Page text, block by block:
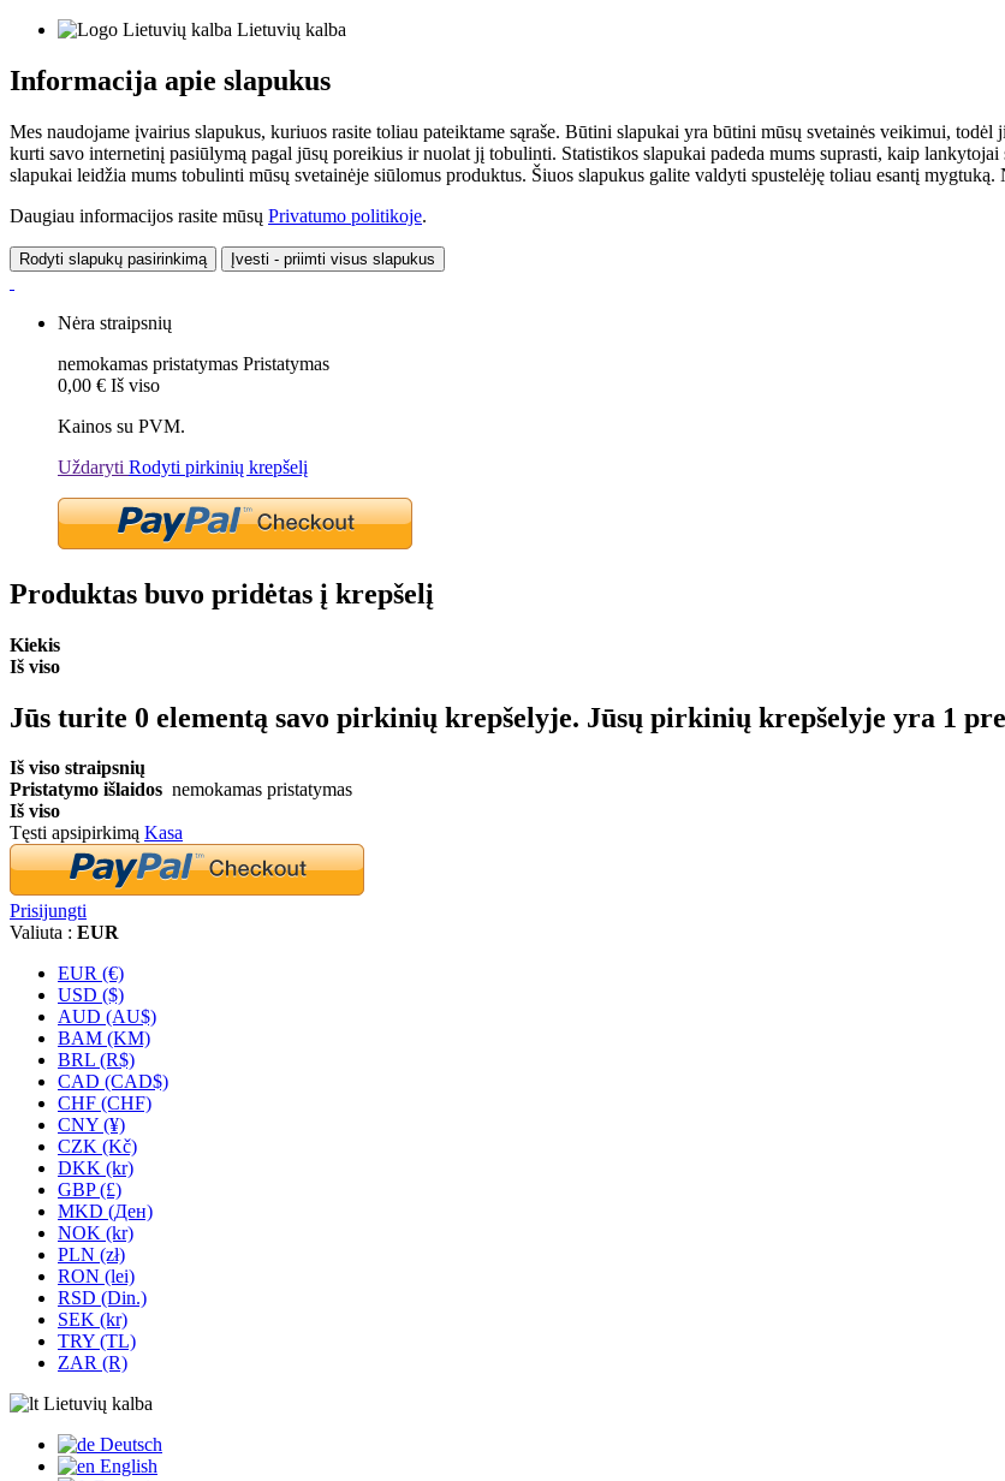
Lietuvių kalba
Informacija apie slapukus
Mes naudojame įvairius slapukus, kuriuos rasite toliau pateiktame sąraše. Būtini slapukai yra būtini mūsų svetainės veikimui,
kurti savo internetinį pasiūlymą pagal jūsų poreikius ir nuolat jį tobulinti. Statistikos slapukai padeda mums suprasti, kaip
slapukai leidžia mums tobulinti mūsų svetainėje siūlomus produktus. Šiuos slapukus galite valdyti spustelėję toliau esantį
Daugiau informacijos rasite mūsų Privatumo politikoje.
Rodyti slapukų pasirinkimą Įvesti - priimti visus slapukus
Nėra straipsnių
nemokamas pristatymas Pristatymas
0,00 € Iš viso
Kainos su PVM.
Uždaryti Rodyti pirkinių krepšelį
Produktas buvo pridėtas į krepšelį
Kiekis
Iš viso
Jūs turite 0 elementą savo pirkinių krepšelyje. Jūsų pirkinių krepšelyje yra 1
Iš viso straipsnių
Pristatymo išlaidos nemokamas pristatymas
Iš viso
Tęsti apsipirkimą Kasa
Prisijungti
Valiuta : EUR
EUR (€)
USD ($)
AUD (AU$)
BAM (KM)
BRL (R$)
CAD (CAD$)
CHF (CHF)
CNY (¥)
CZK (Kč)
DKK (kr)
GBP (£)
MKD (Ден)
NOK (kr)
PLN (zł)
RON (lei)
RSD (Din.)
SEK (kr)
TRY (TL)
ZAR (R)
Lietuvių kalba
Deutsch
English